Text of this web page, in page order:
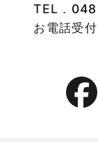
竹ノ塚店-ブロ
貸倉庫・その他
2022年8月
2022年6月
TEL．
お電話受